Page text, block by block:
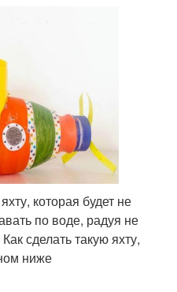
которая будет не
по воде, радуя не
сделать такую яхту,
ниже